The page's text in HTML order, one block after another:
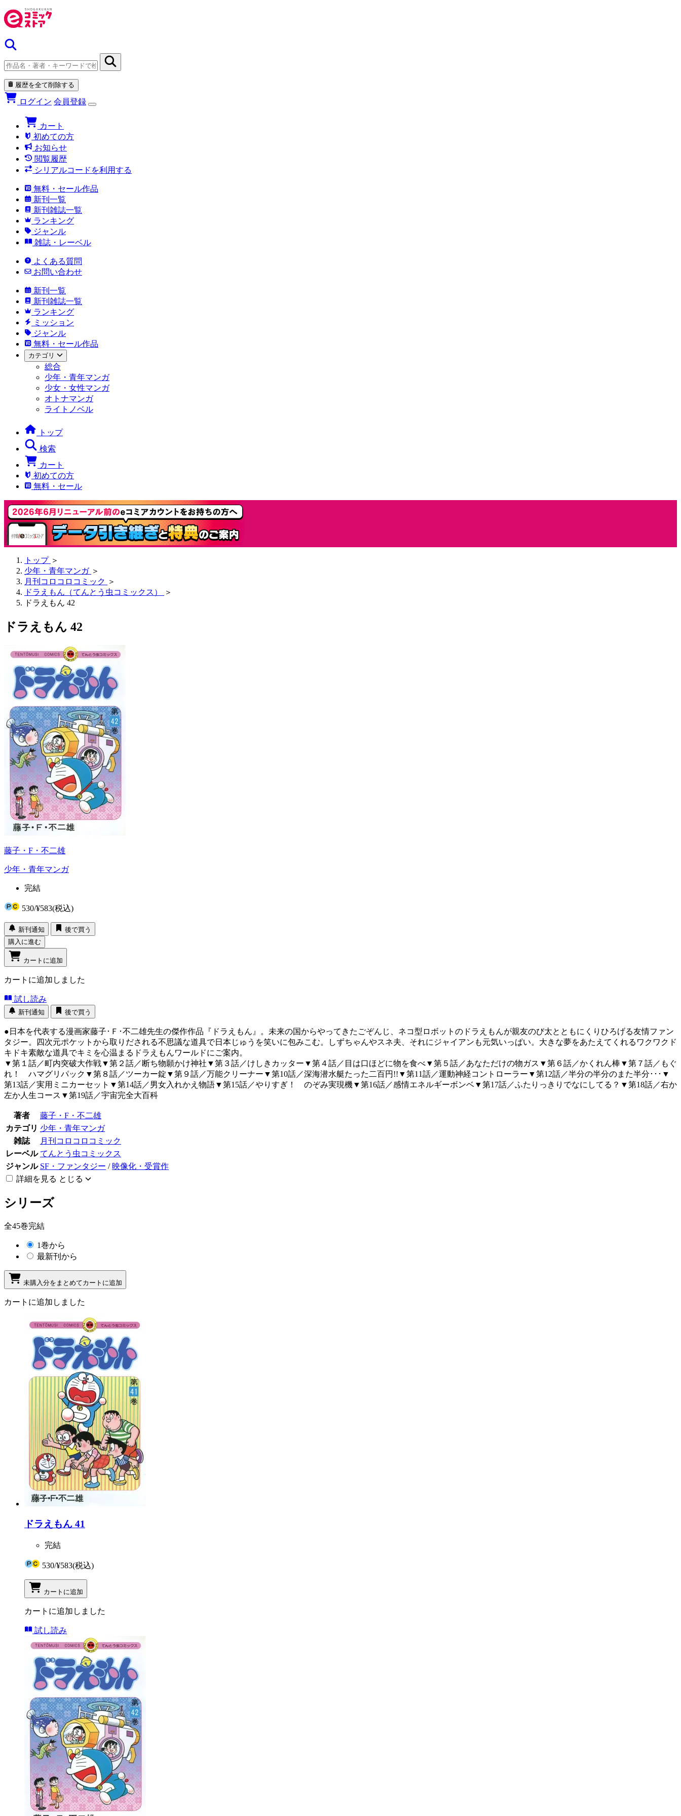
履歴を全て削除する
ログイン 会員登録
カート
初めての方
お知らせ
閲覧履歴
シリアルコードを利用する
無料・セール作品
新刊一覧
新刊雑誌一覧
ランキング
ジャンル
雑誌・レーベル
よくある質問
お問い合わせ
新刊一覧
新刊雑誌一覧
ランキング
ミッション
ジャンル
無料・セール作品
カテゴリ
総合
少年・青年マンガ
少女・女性マンガ
オトナマンガ
ライトノベル
トップ
検索
カート
初めての方
無料・セール
トップ ＞
少年・青年マンガ ＞
月刊コロコロコミック ＞
ドラえもん（てんとう虫コミックス）
＞
ドラえもん 42
ドラえもん 42
藤子・F・不二雄
少年・青年マンガ
完結
530/¥583(税込)
新刊通知
後で買う
購入に進む
カートに追加
カートに追加しました
試し読み
新刊通知 後で買う
●日本を代表する漫画家藤子･Ｆ･不二雄先生の傑作作品『ドラえもん』。未来の国からやってきたごぞんじ、ネコ型ロボットのドラえもんが親友のび太とともにくりひろげる友情ファン
タジー。四次元ポケットから取りだされる不思議な道具で日本じゅうを笑いに包みこむ。しずちゃんやスネ夫、それにジャイアンも元気いっぱい。大きな夢をあたえてくれるワクワクド
キドキ素敵な道具でキミを心温まるドラえもんワールドにご案内。
▼第１話／町内突破大作戦▼第２話／断ち物願かけ神社▼第３話／けしきカッター▼第４話／目は口ほどに物を食べ▼第５話／あなただけの物ガス▼第６話／かくれん棒▼第７話／もぐ
れ！ ハマグリパック▼第８話／ツーカー錠▼第９話／万能クリーナー▼第10話／深海潜水艇たった二百円!!▼第11話／運動神経コントローラー▼第12話／半分の半分のまた半分･･･▼
第13話／実用ミニカーセット▼第14話／男女入れかえ物語▼第15話／やりすぎ！ のぞみ実現機▼第16話／感情エネルギーボンベ▼第17話／ふたりっきりでなにしてる？▼第18話／右か
左か人生コース▼第19話／宇宙完全大百科
著者
藤子・F・不二雄
カテゴリ 少年・青年マンガ
雑誌
月刊コロコロコミック
レーベル てんとう虫コミックス
ジャンル SF・ファンタジー / 映像化・受賞作
詳細を見る とじる
シリーズ
全45巻完結
1巻から
最新刊から
未購入分をまとめてカートに追加
カートに追加しました
ドラえもん 41
完結
530/¥583(税込)
カートに追加
カートに追加しました
試し読み